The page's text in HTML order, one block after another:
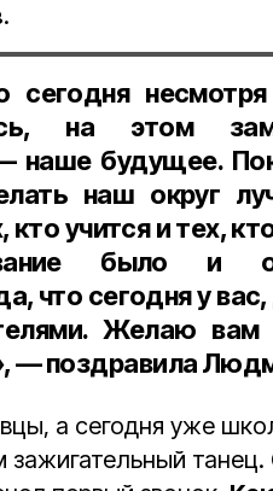
.
сегодня
на этом
наше будущее.
наш округ
кто учится и тех,
было и
что сегодня у
Желаю вам
— поздравила
а сегодня уже
зажигательный